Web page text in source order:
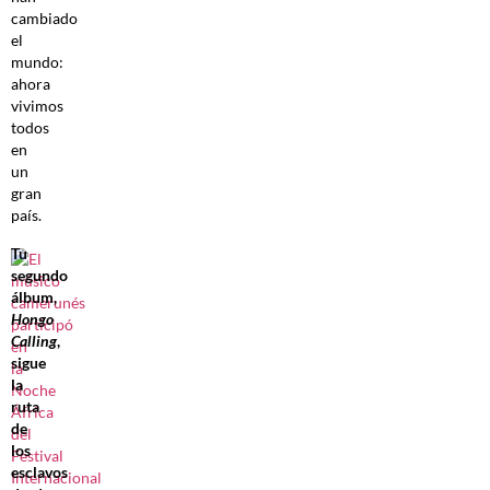
cambiado
el
mundo:
ahora
vivimos
todos
en
un
gran
país.
Tu
segundo
álbum,
Hongo
Calling,
sigue
la
ruta
de
los
esclavos